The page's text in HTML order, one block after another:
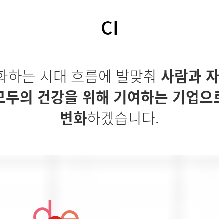
CI
하는 시대 흐름에 발맞춰 사람과
두의 건강을 위해 기여하는 기업으
변화하겠습니다.